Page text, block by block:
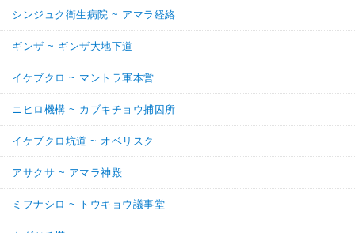
シゲちゃん、力21以上でカグツチ7周だよね。
返信(0) 8 0
2. 名無しさん
そこを左に曲がった場所にある坂道なんだから「順路」の場所にた
どり着くわな
勘違いで煽るのはやめときな
返信(1)
シンジュク衛生病院 ~ アマラ経絡
ギンザ ~ ギンザ大地下道
イケブクロ ~ マントラ軍本営
ニヒロ機構 ~ カブキチョウ捕囚所
イケブクロ坑道 ~ オベリスク
アサクサ ~ アマラ神殿
ミフナシロ ~ トウキョウ議事堂